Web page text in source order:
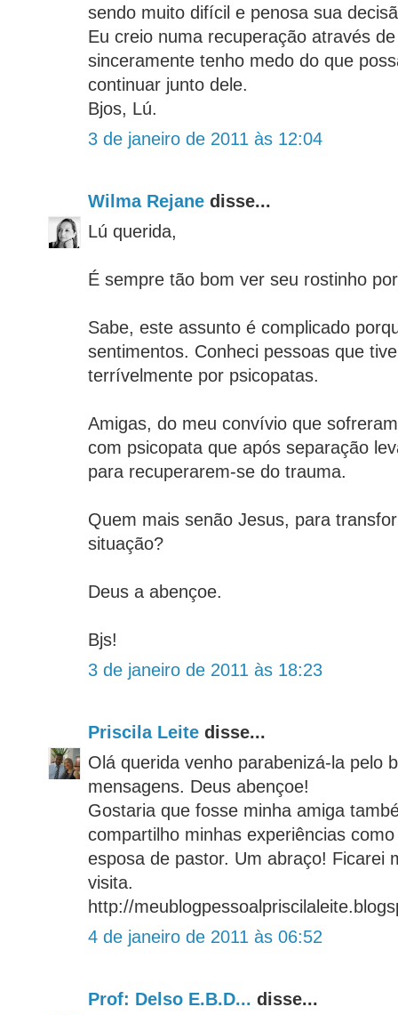
sendo muito difícil e penosa sua
Eu creio numa recuperação através
sinceramente tenho medo do que
continuar junto dele.
Bjos, Lú.
3 de janeiro de 2011 às 12:04
Wilma Rejane disse...
Lú querida,
É sempre tão bom ver seu rostinho
Sabe, este assunto é complicado
sentimentos. Conheci pessoas que
terrívelmente por psicopatas.
Amigas, do meu convívio que
com psicopata que após separação
para recuperarem-se do trauma.
Quem mais senão Jesus, para
situação?
Deus a abençoe.
Bjs!
3 de janeiro de 2011 às 18:23
Priscila Leite disse...
Olá querida venho parabenizá-la pelo
mensagens. Deus abençoe!
Gostaria que fosse minha amiga
compartilho minhas experiências
esposa de pastor. Um abraço! Ficarei
visita.
http://
4 de janeiro de 2011 às 06:52
Prof: Delso E.B.D... disse...